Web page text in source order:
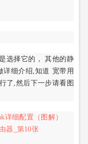
选择它的， 其他的静
详细介绍,知道 宽带用
了,然后下一步请看图